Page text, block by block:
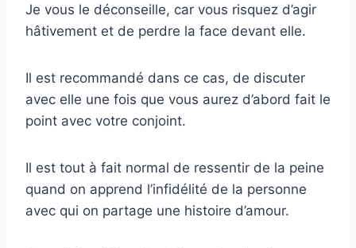
Je vous le déconseille, car vous risquez d’agir
hâtivement et de perdre la face devant elle.
Il est recommandé dans ce cas, de discuter
avec elle une fois que vous aurez d’abord fait le
point avec votre conjoint.
Il est tout à fait normal de ressentir de la peine
quand on apprend l’infidélité de la personne
avec qui on partage une histoire d’amour.